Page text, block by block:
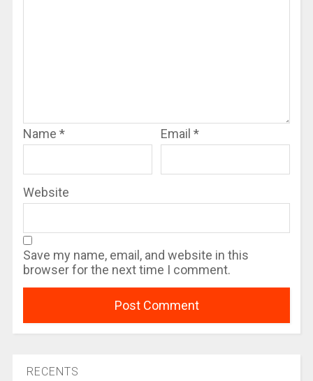
Name * Email *
Website
Save my name, email, and website in this
browser for the next time I comment.
RECENTS